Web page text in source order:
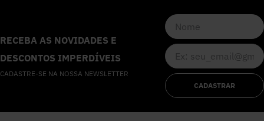
RECEBA AS NOVIDADES E
DESCONTOS IMPERDÍVEIS
CADASTRE-SE NA NOSSA NEWSLETTER
CADASTRAR